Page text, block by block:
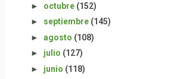
► octubre (152)
► septiembre (145)
► agosto (108)
► julio (127)
► junio (118)